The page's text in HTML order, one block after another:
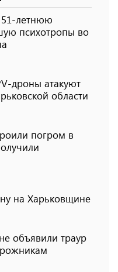
51-летнюю
психотропы во
дроны атакуют
области
погром в
на Харьковщине
объявили траур